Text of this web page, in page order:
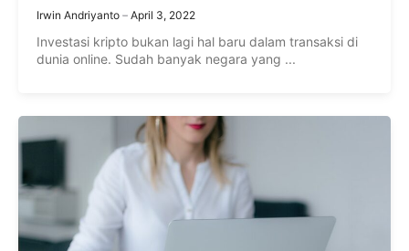
Irwin Andriyanto April 3, 2022
Investasi kripto bukan lagi hal baru dalam transaksi di
dunia online. Sudah banyak negara yang ...